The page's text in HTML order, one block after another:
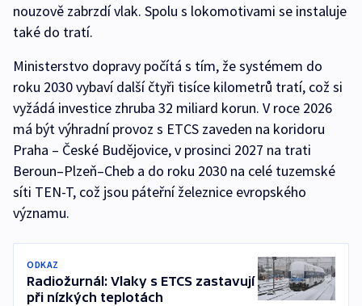
nouzově zabrzdí vlak. Spolu s lokomotivami se instaluje
také do tratí.
Ministerstvo dopravy počítá s tím, že systémem do
roku 2030 vybaví další čtyři tisíce kilometrů tratí, což si
vyžádá investice zhruba 32 miliard korun. V roce 2026
má být výhradní provoz s ETCS zaveden na koridoru
Praha – České Budějovice, v prosinci 2027 na trati
Beroun–Plzeň–Cheb a do roku 2030 na celé tuzemské
síti TEN-T, což jsou páteřní železnice evropského
významu.
ODKAZ
Radiožurnál: Vlaky s ETCS zastavují
při nízkých teplotách